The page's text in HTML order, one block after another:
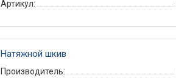
Артикул:
Натяжной шкив
Производитель: